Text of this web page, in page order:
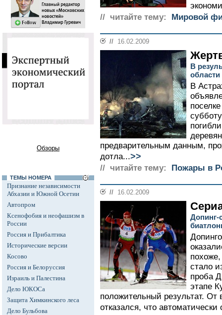
Обзоры
ТЕМЫ НОМЕРА
Признание независимости
Абхазии и Южной Осетии
Автопром
Ксенофобия и неофашизм в
России
Россия и Прибалтика
Исторические версии
Косово
Россия и Белоруссия
Израиль и Палестина
Дело ЮКОСа
Защита Химкинского леса
Дело Бульбова
// читайте тему:
Мировой
// 16.02.2009
В
области
В
предварительным данным,
дотла...>>
// читайте тему: Пожары в
// 16.02.2009
Допинг-
стало
проба
этапе
положительный результат.
отказался, что